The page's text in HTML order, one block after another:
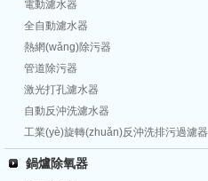
電動濾水器
全自動濾水器
熱網(wǎng)除污器
管道除污器
激光打孔濾水器
自動反沖洗濾水器
工業(yè)旋轉(zhuǎn)反沖洗排污過濾器
鍋爐除氧器